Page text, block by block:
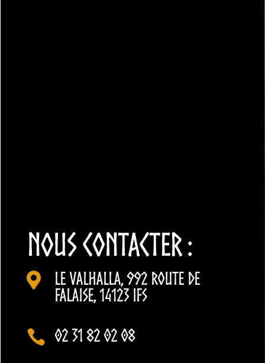
NOUS CONTACTER :

Le Valhalla, 992 Route de
Falaise, 14123 Ifs
 02 31 82 02 08